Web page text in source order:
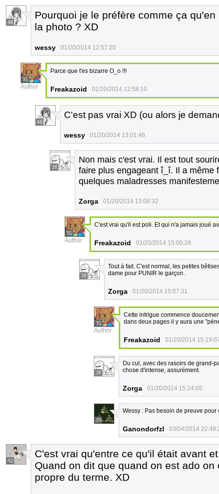
46
Pourquoi je le préfère comme ça
la photo ? XD
wessy 01/20/2014 12:57:20
35
Author
Parce que t'es bizarre O_o !!!
Freakazoid 01/20/2014 12:58:10
46
C'est pas vrai XD (ou alors je
wessy 01/20/2014 13:01:46
38
Non mais c'est vrai. Il est tout
faire plus engageant î_î. Il a même
quelques maladresses
Zorga 01/20/2014 13:08:32
35
Author
C'est vrai qu'il est poli. Et qui n'a jamais joué
Freakazoid 01/20/2014 15:00:26
38
Tout à fait. C'est normal, les petites
dame pour PUNIR le garçon.
Zorga 01/20/2014 15:07:31
35
Author
Cette intrigue commence
dans deux pages il y aura une
Freakazoid 01/20/2014
38
Du cul, avec des rasoirs de grand-
chose d'intense, assurément.
Zorga 01/20/2014 15:24:05
39
Wessy : Pas besoin de preuve
Ganondorfzl 03/04/2014
40
C'est vrai qu'entre ce qu'il était avant
Quand on dit que quand on est ado
propre du terme. XD